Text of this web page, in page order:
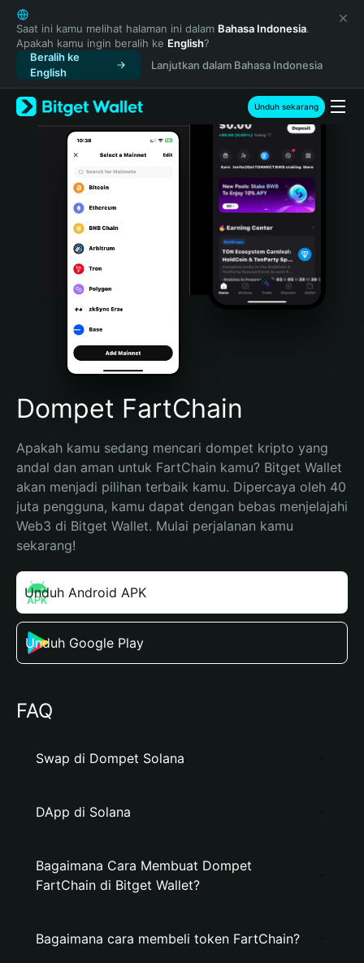
English
日本語
Tiếng Việt
Русский
Español (Latinoamérica)
Türkçe
Italiano
Português (Portugal)
Bahasa Indonesia
Português (Brasil)
Español (Argentina)
Saat ini kamu melihat halaman ini dalam Bahasa Indonesia.
Apakah kamu ingin beralih ke English?
Beralih ke
English
Lanjutkan dalam Bahasa Indonesia
Unduh sekarang
Dompet FartChain
Apakah kamu sedang mencari dompet kripto yang
andal dan aman untuk FartChain kamu? Bitget Wallet
akan menjadi pilihan terbaik kamu. Dipercaya oleh 40
juta pengguna, kamu dapat dengan bebas menjelajahi
Web3 di Bitget Wallet. Mulai perjalanan kamu
sekarang!
Unduh Android APK
Unduh Google Play
FAQ
Swap di Dompet Solana
DApp di Solana
Bagaimana Cara Membuat Dompet
FartChain di Bitget Wallet?
Bagaimana cara membeli token FartChain?